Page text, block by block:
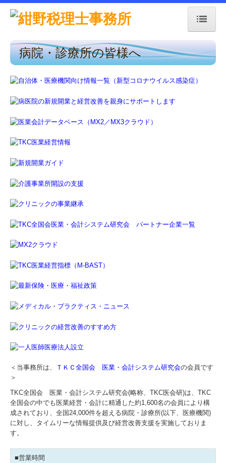
トップページ
事務所紹介
経営理念
交通案内
料金について
リンク集
お問合せ
補助金・助成金・融資情報
経営者お役立ち情報
経営者オススメ情報
Q&A経営相談
■営業時間
病院・診療所の皆様へ
＜当事務所は、 ＴＫＣ全国会 医業・会計システム研究会の会員です
＞
TKC全国会 医業・会計システム研究会(略称、TKC医会研)は、TKC
全国会の中でも医業経営・会計に精通した約1,600名の会員により構
成されており、全国24,000件を超える病院・診療所(以下、医療機関)
に対し、タイムリーな情報提供及び経営改善支援を実施しておりま
す。